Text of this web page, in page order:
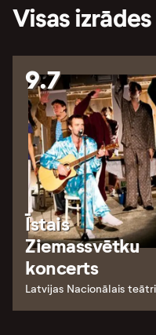
Visas izrādes
9.7
Īstais
Ziemassvētku
koncerts
Latvijas Nacionālais